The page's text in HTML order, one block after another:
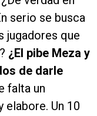
serio se busca
jugadores que
¿El pibe Meza y
de darle
falta un
elabore. Un 10